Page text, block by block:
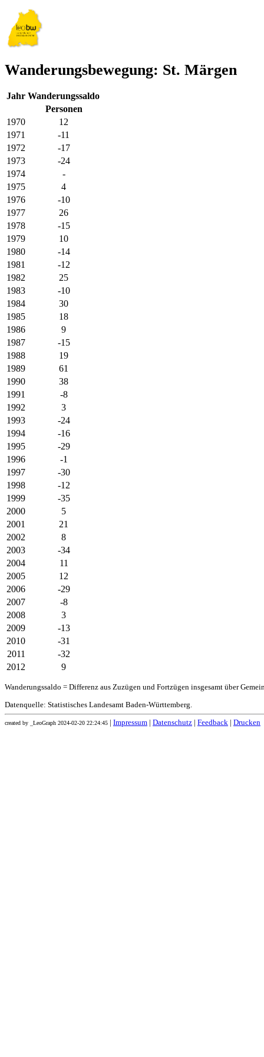
Wanderungsbewegung: St. Märgen
Jahr Wanderungssaldo
Personen
1970
12
1971
-11
1972
-17
1973
-24
1974
-
1975
4
1976
-10
1977
26
1978
-15
1979
10
1980
-14
1981
-12
1982
25
1983
-10
1984
30
1985
18
1986
9
1987
-15
1988
19
1989
61
1990
38
1991
-8
1992
3
1993
-24
1994
-16
1995
-29
1996
-1
1997
-30
1998
-12
1999
-35
2000
5
2001
21
2002
8
2003
-34
2004
11
2005
12
2006
-29
2007
-8
2008
3
2009
-13
2010
-31
2011
-32
2012
9
Wanderungssaldo = Differenz aus Zuzügen und Fortzügen insgesamt über
Datenquelle: Statistisches Landesamt Baden-Württemberg.
created by _LeoGraph 2024-02-20 22:24:45 Impressum Datenschutz Feedback Drucken